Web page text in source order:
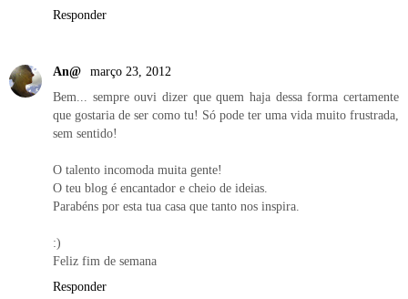
Responder
An@
março 23, 2012
Bem... sempre ouvi dizer que quem haja dessa forma certamente
que gostaria de ser como tu! Só pode ter uma vida muito frustrada,
sem sentido!
O talento incomoda muita gente!
O teu blog é encantador e cheio de ideias.
Parabéns por esta tua casa que tanto nos inspira.
:)
Feliz fim de semana
Responder